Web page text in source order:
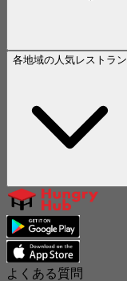
各地域の人気レストラン
よくある質問